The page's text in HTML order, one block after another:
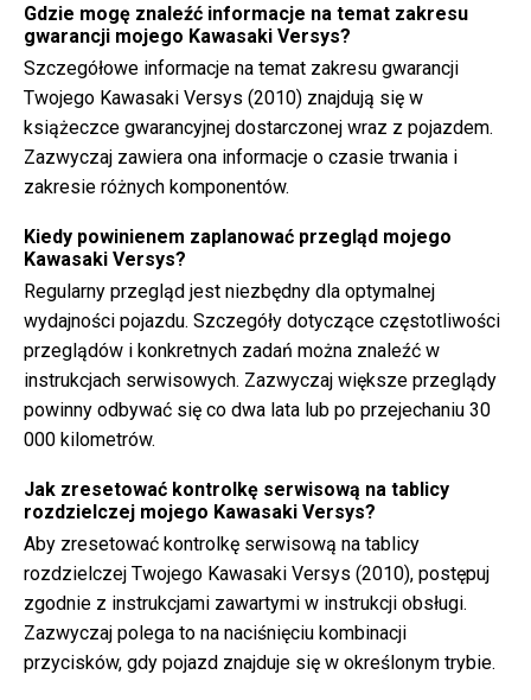
Gdzie mogę znaleźć informacje na temat zakresu
gwarancji mojego Kawasaki Versys?
Szczegółowe informacje na temat zakresu gwarancji
Twojego Kawasaki Versys (2010) znajdują się w
książeczce gwarancyjnej dostarczonej wraz z pojazdem.
Zazwyczaj zawiera ona informacje o czasie trwania i
zakresie różnych komponentów.
Kiedy powinienem zaplanować przegląd mojego
Kawasaki Versys?
Regularny przegląd jest niezbędny dla optymalnej
wydajności pojazdu. Szczegóły dotyczące częstotliwości
przeglądów i konkretnych zadań można znaleźć w
instrukcjach serwisowych. Zazwyczaj większe przeglądy
powinny odbywać się co dwa lata lub po przejechaniu 30
000 kilometrów.
Jak zresetować kontrolkę serwisową na tablicy
rozdzielczej mojego Kawasaki Versys?
Aby zresetować kontrolkę serwisową na tablicy
rozdzielczej Twojego Kawasaki Versys (2010), postępuj
zgodnie z instrukcjami zawartymi w instrukcji obsługi.
Zazwyczaj polega to na naciśnięciu kombinacji
przycisków, gdy pojazd znajduje się w określonym trybie.